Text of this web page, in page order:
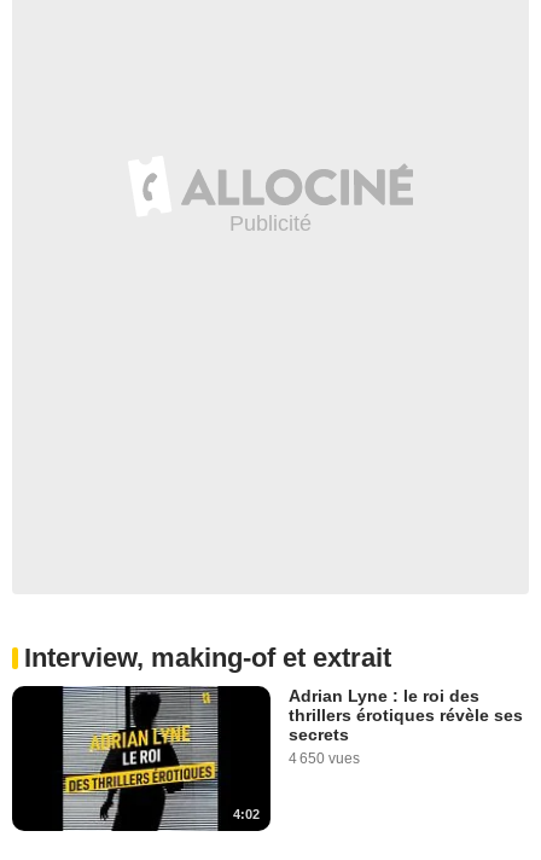
Interview, making-of et extrait
4:02
Adrian Lyne : le roi des
thrillers érotiques révèle ses
secrets
4 650 vues